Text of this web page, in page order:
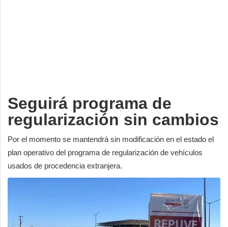
Seguirá programa de
regularización sin cambios
Por el momento se mantendrá sin modificación en el estado el
plan operativo del programa de regularización de vehículos
usados de procedencia extranjera.